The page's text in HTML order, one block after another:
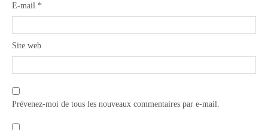
E-mail *
Site web
Prévenez-moi de tous les nouveaux commentaires par e-mail.